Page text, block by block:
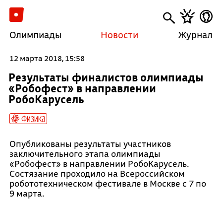
Олимпиады Новости Журнал
12 марта 2018, 15:58
Результаты финалистов олимпиады
«Робофест» в направлении
РобоКарусель
Физика
Опубликованы результаты участников
заключительного этапа олимпиады
«Робофест» в направлении РобоКарусель.
Состязание проходило на Всероссийском
робототехническом фестивале в Москве с 7 по
9 марта.